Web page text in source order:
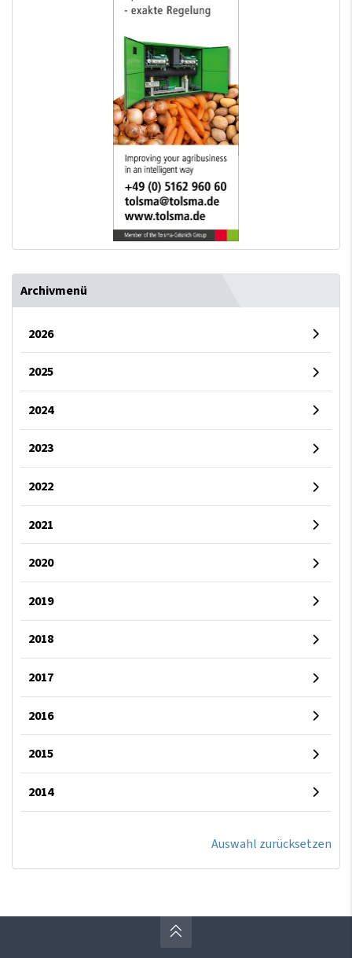
Archivmenü
2026
2025
2024
2023
2022
2021
2020
2019
2018
2017
2016
2015
2014
Auswahl zurücksetzen